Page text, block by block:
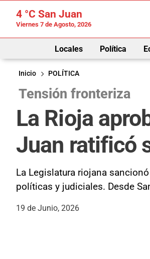
4 °C San Juan
Viernes 7 de Agosto, 2026
Locales Política
Inicio
POLÍTICA
Tensión fronteriza
La Rioja
Juan ratificó
La Legislatura riojana
políticas y judiciales. Desde
19 de Junio, 2026